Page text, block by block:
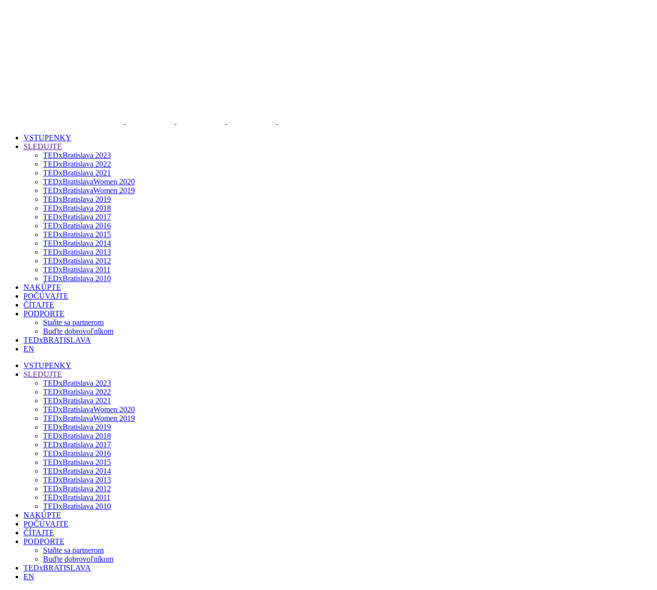
VSTUPENKY
SLEDUJTE
TEDxBratislava 2023
TEDxBratislava 2022
TEDxBratislava 2021
TEDxBratislavaWomen 2020
TEDxBratislavaWomen 2019
TEDxBratislava 2019
TEDxBratislava 2018
TEDxBratislava 2017
TEDxBratislava 2016
TEDxBratislava 2015
TEDxBratislava 2014
TEDxBratislava 2013
TEDxBratislava 2012
TEDxBratislava 2011
TEDxBratislava 2010
NAKÚPTE
POČÚVAJTE
ČÍTAJTE
PODPORTE
Staňte sa partnerom
Buďte dobrovoľníkom
TEDxBRATISLAVA
EN
VSTUPENKY
SLEDUJTE
TEDxBratislava 2023
TEDxBratislava 2022
TEDxBratislava 2021
TEDxBratislavaWomen 2020
TEDxBratislavaWomen 2019
TEDxBratislava 2019
TEDxBratislava 2018
TEDxBratislava 2017
TEDxBratislava 2016
TEDxBratislava 2015
TEDxBratislava 2014
TEDxBratislava 2013
TEDxBratislava 2012
TEDxBratislava 2011
TEDxBratislava 2010
NAKÚPTE
POČÚVAJTE
ČÍTAJTE
PODPORTE
Staňte sa partnerom
Buďte dobrovoľníkom
TEDxBRATISLAVA
EN